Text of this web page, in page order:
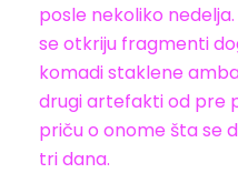
posle nekoliko
se otkriju fragmenti
komadi staklene
drugi artefakti od pre
priču o onome šta se
tri dana.